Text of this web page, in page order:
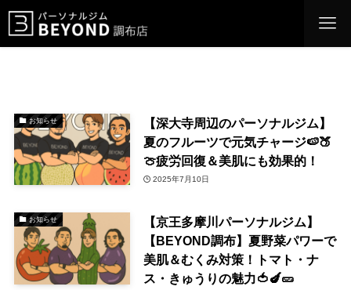
お知らせ
【深大寺周辺のパーソナルジム】
夏のフルーツで元気チャージ🍉🍑
🍈疲労回復＆美肌にも効果的！
2025年7月10日
お知らせ
【京王多摩川パーソナルジム】
【BEYOND調布】夏野菜パワーで
美肌＆むくみ対策！トマト・ナ
ス・きゅうりの魅力🍅🍆🥒